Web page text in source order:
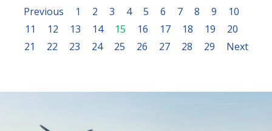
Previous 1 2 3 4 5 6 7 8 9
10
11
12 13 14 15 16 17 18 19
20
21
22 23 24 25 26 27 28 29 Next